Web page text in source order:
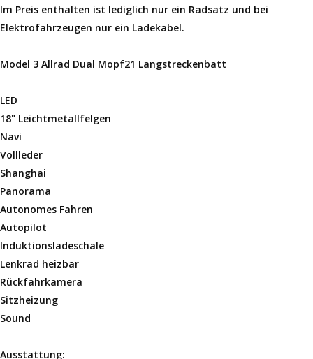
Im Preis enthalten ist lediglich nur ein Radsatz und bei
Elektrofahrzeugen nur ein Ladekabel.
Model 3 Allrad Dual Mopf21 Langstreckenbatt
LED
18" Leichtmetallfelgen
Navi
Vollleder
Shanghai
Panorama
Autonomes Fahren
Autopilot
Induktionsladeschale
Lenkrad heizbar
Rückfahrkamera
Sitzheizung
Sound
Ausstattung: